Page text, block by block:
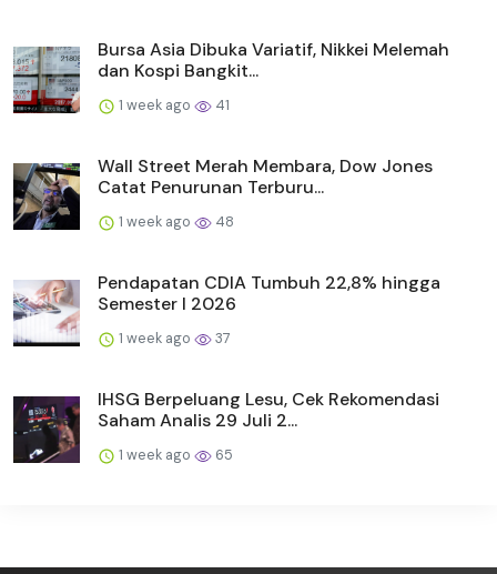
Bursa Asia Dibuka Variatif, Nikkei Melemah
dan Kospi Bangkit...
1 week ago 41
Wall Street Merah Membara, Dow Jones
Catat Penurunan Terburu...
1 week ago 48
Pendapatan CDIA Tumbuh 22,8% hingga
Semester I 2026
1 week ago 37
IHSG Berpeluang Lesu, Cek Rekomendasi
Saham Analis 29 Juli 2...
1 week ago 65